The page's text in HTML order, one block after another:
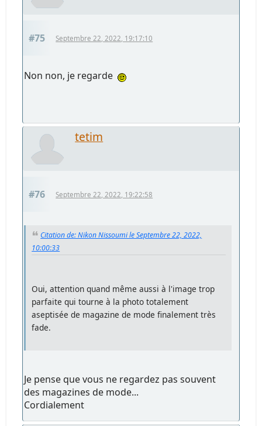
#75 Septembre 22, 2022, 19:17:10
Non non, je regarde
tetim
#76 Septembre 22, 2022, 19:22:58
Citation de: Nikon Nissoumi le Septembre 22, 2022,
10:00:33
Oui, attention quand même aussi à l'image trop
parfaite qui tourne à la photo totalement
aseptisée de magazine de mode finalement très
fade.
Je pense que vous ne regardez pas souvent
des magazines de mode...
Cordialement